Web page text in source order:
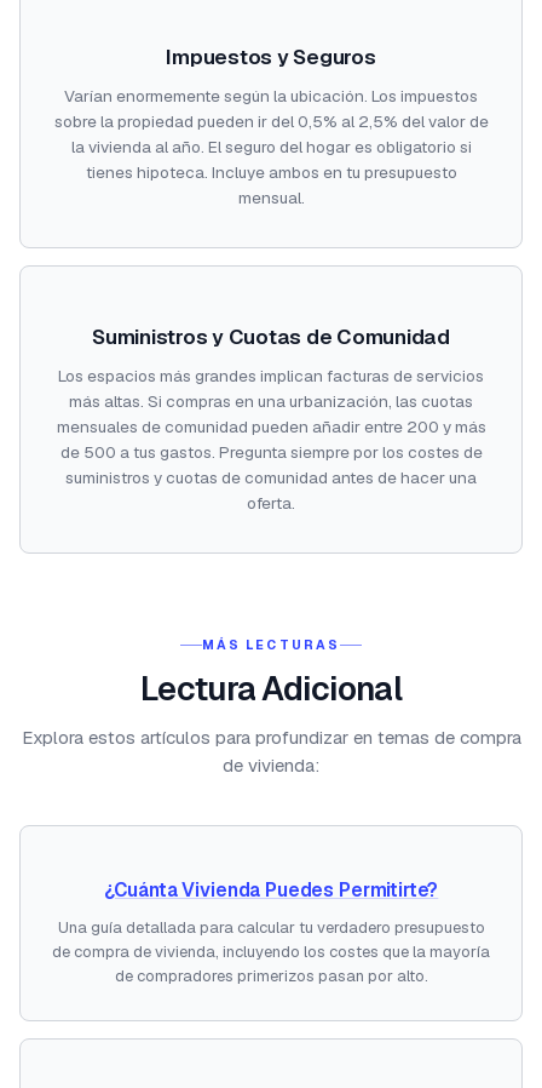
Impuestos y Seguros
Varían enormemente según la ubicación. Los impuestos
sobre la propiedad pueden ir del 0,5% al 2,5% del valor de
la vivienda al año. El seguro del hogar es obligatorio si
tienes hipoteca. Incluye ambos en tu presupuesto
mensual.
Suministros y Cuotas de Comunidad
Los espacios más grandes implican facturas de servicios
más altas. Si compras en una urbanización, las cuotas
mensuales de comunidad pueden añadir entre 200 y más
de 500 a tus gastos. Pregunta siempre por los costes de
suministros y cuotas de comunidad antes de hacer una
oferta.
MÁS LECTURAS
Lectura Adicional
Explora estos artículos para profundizar en temas de compra
de vivienda:
¿Cuánta Vivienda Puedes Permitirte?
Una guía detallada para calcular tu verdadero presupuesto
de compra de vivienda, incluyendo los costes que la mayoría
de compradores primerizos pasan por alto.